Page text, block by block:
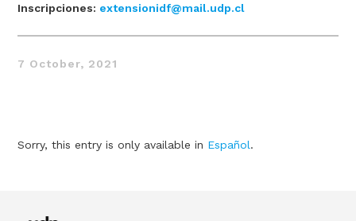
Inscripciones: extensionidf@mail.udp.cl
7 October, 2021
Sorry, this entry is only available in Español.